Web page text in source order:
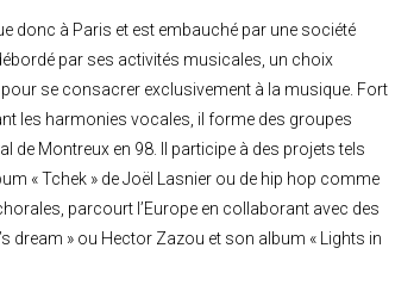
donc à Paris et est embauché par une société
par ses activités musicales, un choix
se consacrer exclusivement à la musique. Fort
les harmonies vocales, il forme des groupes
de Montreux en 98. Il participe à des projets tels
« Tchek » de Joël Lasnier ou de hip hop comme
parcourt l’Europe en collaborant avec des
dream » ou Hector Zazou et son album « Lights in